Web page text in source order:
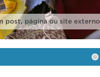
post, página ou site externo